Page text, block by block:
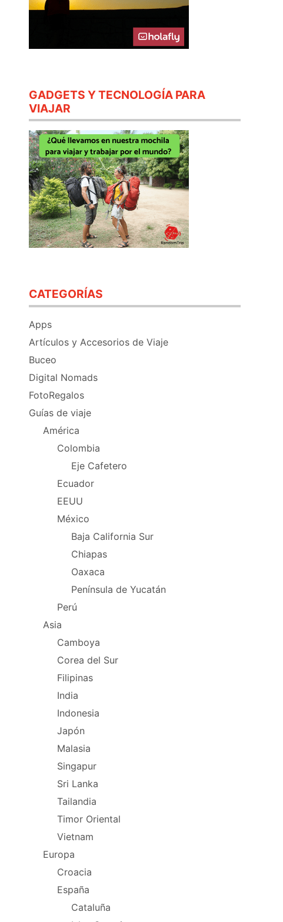
GADGETS Y TECNOLOGÍA PARA
VIAJAR
CATEGORÍAS
Apps
Artículos y Accesorios de Viaje
Buceo
Digital Nomads
FotoRegalos
Guías de viaje
América
Colombia
Eje Cafetero
Ecuador
EEUU
México
Baja California Sur
Chiapas
Oaxaca
Península de Yucatán
Perú
Asia
Camboya
Corea del Sur
Filipinas
India
Indonesia
Japón
Malasia
Singapur
Sri Lanka
Tailandia
Timor Oriental
Vietnam
Europa
Croacia
España
Cataluña